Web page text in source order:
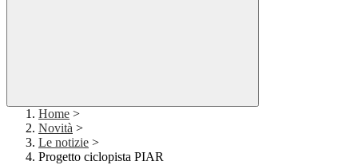
Home >
Novità >
Le notizie >
Progetto ciclopista PIAR